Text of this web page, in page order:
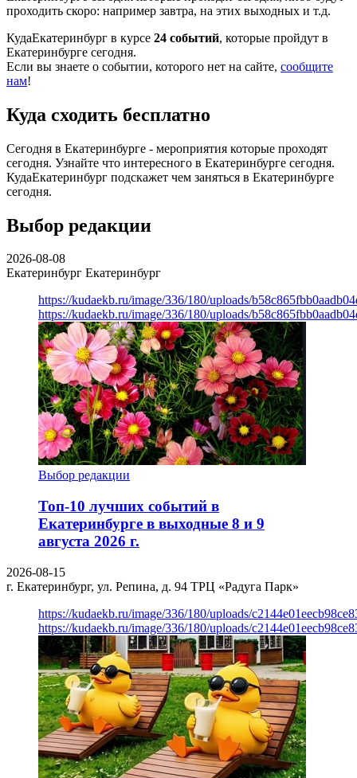
проходить скоро: например завтра, на этих выходных и т.д.
КудаЕкатеринбург в курсе 24 событий, которые пройдут в
Екатеринбурге сегодня.
Если вы знаете о событии, которого нет на сайте, сообщите
нам!
Куда сходить бесплатно
Сегодня в Екатеринбурге - мероприятия которые проходят
сегодня. Узнайте что интересного в Екатеринбурге сегодня.
КудаЕкатеринбург подскажет чем заняться в Екатеринбурге
сегодня.
Выбор редакции
2026-08-08
Екатеринбург Екатеринбург
https://kudaekb.ru/image/336/180/uploads/
https://kudaekb.ru/image/336/180/uploads/
Выбор редакции
Топ-10 лучших событий в
Екатеринбурге в выходные 8 и 9
августа 2026 г.
2026-08-15
г. Екатеринбург, ул. Репина, д. 94 ТРЦ «Радуга Парк»
https://kudaekb.ru/image/336/180/uploads/
https://kudaekb.ru/image/336/180/uploads/